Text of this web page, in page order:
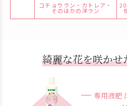
コチョウラン・カトレア・
そのほかの洋ラン
綺麗な花を咲かせ
専用液肥